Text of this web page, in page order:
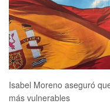
Isabel Moreno aseguró
más vulnerables